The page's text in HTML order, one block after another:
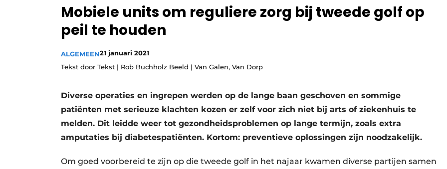
Nieuwsbrief
Vacature aanmelden
Vacatures
Mobiele units om reguliere zorg bij tweede golf op
peil te houden
ALGEMEEN21 januari 2021
Tekst door Tekst | Rob Buchholz Beeld | Van Galen, Van Dorp
Diverse operaties en ingrepen werden op de lange baan geschoven en sommige
patiënten met serieuze klachten kozen er zelf voor zich niet bij arts of ziekenhuis te
melden. Dit leidde weer tot gezondheidsproblemen op lange termijn, zoals extra
amputaties bij diabetespatiënten. Kortom: preventieve oplossingen zijn noodzakelijk.
Om goed voorbereid te zijn op die tweede golf in het najaar kwamen diverse partijen samen